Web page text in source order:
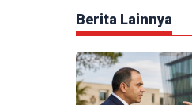
Berita Lainnya